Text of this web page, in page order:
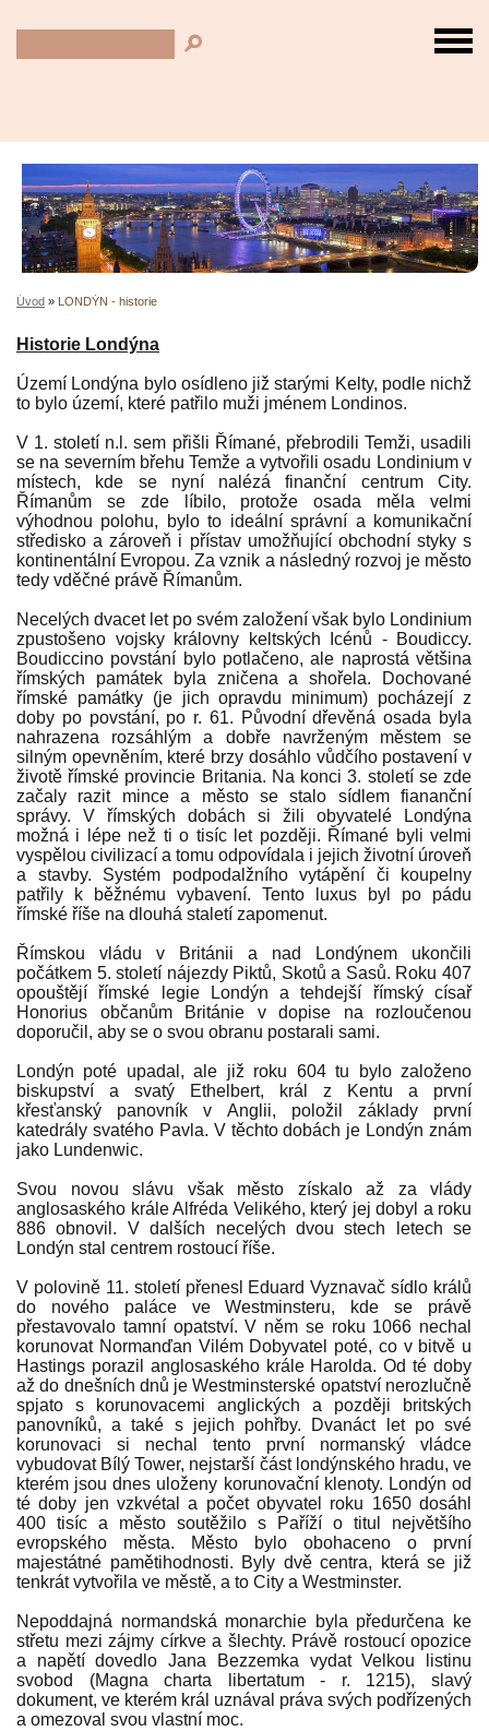
Úvod » LONDÝN - historie
Historie Londýna
Území Londýna bylo osídleno již starými Kelty, podle nichž
to bylo území, které patřilo muži jménem Londinos.
V 1. století n.l. sem přišli Římané, přebrodili Temži, usadili
se na severním břehu Temže a vytvořili osadu Londinium v
místech, kde se nyní nalézá finanční centrum City.
Římanům se zde líbilo, protože osada měla velmi
výhodnou polohu, bylo to ideální správní a komunikační
středisko a zároveň i přístav umožňující obchodní styky s
kontinentální Evropou. Za vznik a následný rozvoj je město
tedy vděčné právě Římanům.
Necelých dvacet let po svém založení však bylo Londinium
zpustošeno vojsky královny keltských Icénů - Boudiccy.
Boudiccino povstání bylo potlačeno, ale naprostá většina
římských památek byla zničena a shořela. Dochované
římské památky (je jich opravdu minimum) pocházejí z
doby po povstání, po r. 61. Původní dřevěná osada byla
nahrazena rozsáhlým a dobře navrženým městem se
silným opevněním, které brzy dosáhlo vůdčího postavení v
životě římské provincie Britania. Na konci 3. století se zde
začaly razit mince a město se stalo sídlem fiananční
správy. V římských dobách si žili obyvatelé Londýna
možná i lépe než ti o tisíc let později. Římané byli velmi
vyspělou civilizací a tomu odpovídala i jejich životní úroveň
a stavby. Systém podpodalžního vytápění či koupelny
patřily k běžnému vybavení. Tento luxus byl po pádu
římské říše na dlouhá staletí zapomenut.
Římskou vládu v Británii a nad Londýnem ukončili
počátkem 5. století nájezdy Piktů, Skotů a Sasů. Roku 407
opouštějí římské legie Londýn a tehdejší římský císař
Honorius občanům Británie v dopise na rozloučenou
doporučil, aby se o svou obranu postarali sami.
Londýn poté upadal, ale již roku 604 tu bylo založeno
biskupství a svatý Ethelbert, král z Kentu a první
křesťanský panovník v Anglii, položil základy první
katedrály svatého Pavla. V těchto dobách je Londýn znám
jako Lundenwic.
Svou novou slávu však město získalo až za vlády
anglosaského krále Alfréda Velikého, který jej dobyl a roku
886 obnovil. V dalších necelých dvou stech letech se
Londýn stal centrem rostoucí říše.
V polovině 11. století přenesl Eduard Vyznavač sídlo králů
do nového paláce ve Westminsteru, kde se právě
přestavovalo tamní opatství. V něm se roku 1066 nechal
korunovat Normanďan Vilém Dobyvatel poté, co v bitvě u
Hastings porazil anglosaského krále Harolda. Od té doby
až do dnešních dnů je Westminsterské opatství nerozlučně
spjato s korunovacemi anglických a později britských
panovníků, a také s jejich pohřby. Dvanáct let po své
korunovaci si nechal tento první normanský vládce
vybudovat Bílý Tower, nejstarší část londýnského hradu, ve
kterém jsou dnes uloženy korunovační klenoty. Londýn od
té doby jen vzkvétal a počet obyvatel roku 1650 dosáhl
400 tisíc a město soutěžilo s Paříží o titul největšího
evropského města. Město bylo obohaceno o první
majestátné pamětihodnosti. Byly dvě centra, která se již
tenkrát vytvořila ve městě, a to City a Westminster.
Nepoddajná normandská monarchie byla předurčena ke
střetu mezi zájmy církve a šlechty. Právě rostoucí opozice
a napětí dovedlo Jana Bezzemka vydat Velkou listinu
svobod (Magna charta libertatum - r. 1215), slavý
dokument, ve kterém král uznával práva svých podřízených
a omezoval svou vlastní moc.